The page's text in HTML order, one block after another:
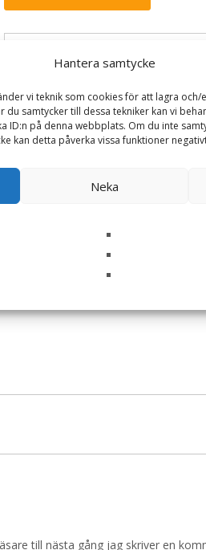
Hantera samtycke
vi teknik som cookies för att lagra och/
samtycker till dessa tekniker kan vi
ID:n på denna webbplats. Om du inte
kan detta påverka vissa funktioner
Neka
Specific
M – 4 kg – Specific”
till nästa gång jag skriver en